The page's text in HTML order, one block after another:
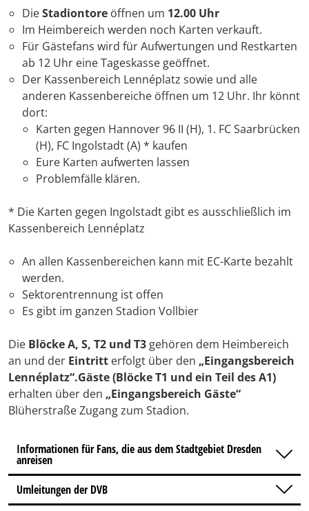
DieStadiontore öffnen um 12.00 Uhr
Im Heimbereich werden noch Karten verkauft.
Für Gästefans wird für Aufwertungen und Restkarten
ab 12 Uhr eine Tageskasse geöffnet.
Der Kassenbereich Lennéplatz sowie und alle
anderen Kassenbereiche öffnen um 12 Uhr. Ihr könnt
dort:
Karten gegen Hannover 96 II (H), 1. FC Saarbrücken
(H), FC Ingolstadt (A) * kaufen
Eure Karten aufwerten lassen
Problemfälle klären.
* Die Karten gegen Ingolstadt gibt es ausschließlich im
Kassenbereich Lennéplatz
An allen Kassenbereichen kann mit EC-Karte bezahlt
werden.
Sektorentrennung ist offen
Es gibt im ganzen Stadion Vollbier
Die Blöcke A, S, T2 und T3 gehören dem Heimbereich
an und der Eintritt erfolgt über den „Eingangsbereich
Lennéplatz“.Gäste (Blöcke T1 und ein Teil des A1)
erhalten über den „Eingangsbereich Gäste“
Blüherstraße Zugang zum Stadion.
Informationen für Fans, die aus dem Stadtgebiet Dresden
anreisen
Umleitungen der DVB